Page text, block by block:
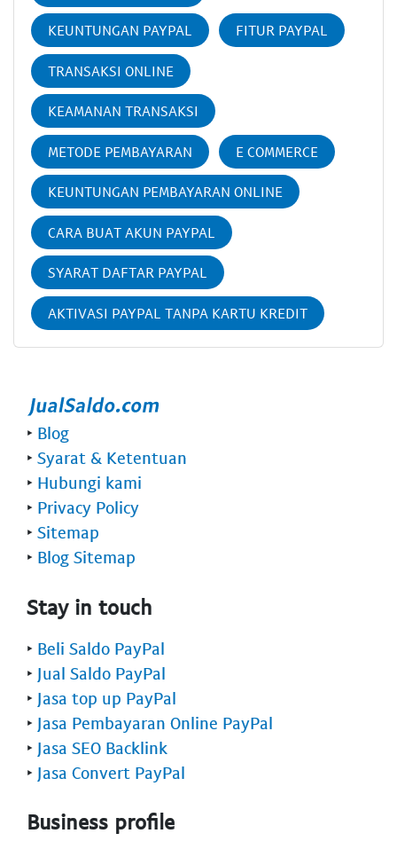
KEUNTUNGAN PAYPAL FITUR PAYPAL
TRANSAKSI ONLINE
KEAMANAN TRANSAKSI
METODE PEMBAYARAN E COMMERCE
KEUNTUNGAN PEMBAYARAN ONLINE
CARA BUAT AKUN PAYPAL
SYARAT DAFTAR PAYPAL
AKTIVASI PAYPAL TANPA KARTU KREDIT
‣ Blog
‣ Syarat & Ketentuan
‣ Hubungi kami
‣ Privacy Policy
‣ Sitemap
‣ Blog Sitemap
Stay in touch
‣ Beli Saldo PayPal
‣ Jual Saldo PayPal
‣ Jasa top up PayPal
‣ Jasa Pembayaran Online PayPal
‣ Jasa SEO Backlink
‣ Jasa Convert PayPal
Business profile